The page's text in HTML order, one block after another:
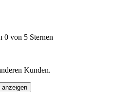
0 von 5 Sternen
Kunden.
anzeigen